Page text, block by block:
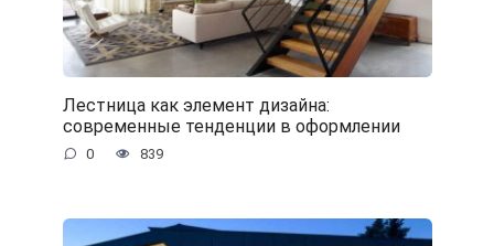
Лестница как элемент дизайна:
современные тенденции в оформлении
0 839